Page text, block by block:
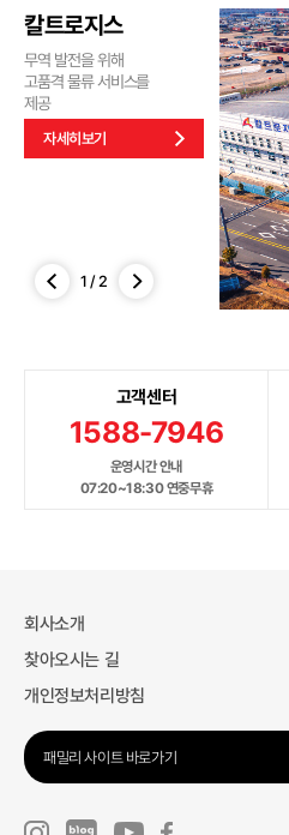
칼트로지스
무역 발전을 위해
고품격 물류 서비스를
제공
자세히보기
1 /2
고객센터
1588-7946
운영시간 안내
07:20~18:30 연중무휴
회사소개
찾아오시는 길
개인정보처리방침
패밀리 사이트 바로가기